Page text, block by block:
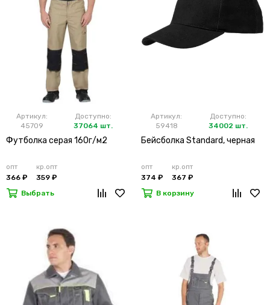
Артикул:
45709
Доступно:
37064 шт.
Футболка серая 160г/м2
опт
366 ₽
кр.опт
359 ₽
Выбрать
Артикул:
59418
Доступно:
34002 шт.
Бейсболка Standard, черная
опт
374 ₽
кр.опт
367 ₽
В корзину